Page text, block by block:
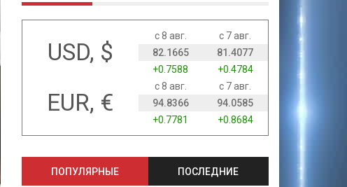
USD, $
с 8 авг.
с 7 авг.
82.1665
81.4077
+0.7588
+0.4784
EUR, €
с 8 авг.
с 7 авг.
94.8366
94.0585
+0.7781
+0.8684
ПОПУЛЯРНЫЕ ПОСЛЕДНИЕ